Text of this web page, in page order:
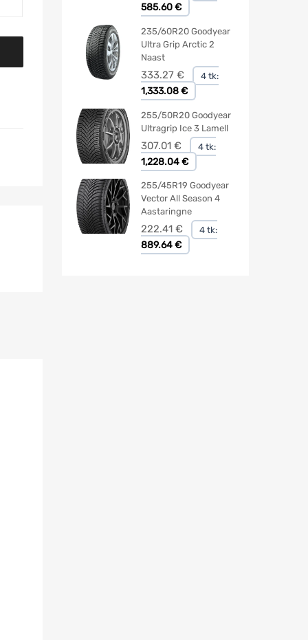
585.60 €
235/60R20 Goodyear
Ultra Grip Arctic 2
Naast
333.27 € 4 tk:
1,333.08 €
255/50R20 Goodyear
Ultragrip Ice 3 Lamell
307.01 € 4 tk:
1,228.04 €
255/45R19 Goodyear
Vector All Season 4
Aastaringne
222.41 € 4 tk:
889.64 €